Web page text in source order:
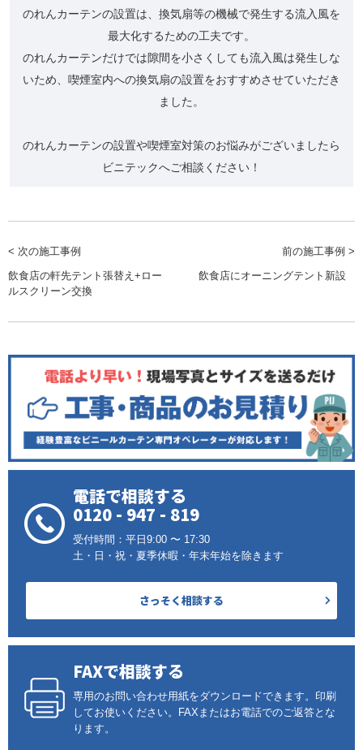
のれんカーテンの設置は、換気扇等の機械で発生する流入風を
最大化するための工夫です。
のれんカーテンだけでは隙間を小さくしても流入風は発生しな
いため、喫煙室内への換気扇の設置をおすすめさせていただき
ました。
のれんカーテンの設置や喫煙室対策のお悩みがございましたら
ビニテックへご相談ください！
< 次の施工事例
飲食店の軒先テント張替え+ロー
ルスクリーン交換
前の施工事例 >
飲食店にオーニングテント新設
電話で相談する
0120 - 947 - 819
受付時間：平日9:00 〜 17:30
土・日・祝・夏季休暇・年末年始を除きます
さっそく相談する
FAXで相談する
専用のお問い合わせ用紙をダウンロードできます。印刷
してお使いください。FAXまたはお電話でのご返答とな
ります。